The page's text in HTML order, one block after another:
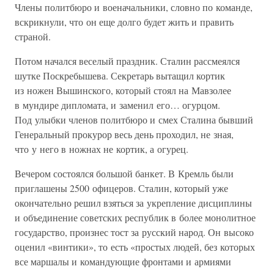
Члены политбюро и военачальники, словно по команде,
вскрикнули, что он еще долго будет жить и править
страной.
Потом начался веселый праздник. Сталин рассмеялся
шутке Поскребышева. Секретарь вытащил кортик
из ножен Вышинского, который стоял на Мавзолее
в мундире дипломата, и заменил его… огурцом.
Под улыбки членов политбюро и смех Сталина бывший
Генеральный прокурор весь день проходил, не зная,
что у него в ножнах не кортик, а огурец.
Вечером состоялся большой банкет. В Кремль были
приглашены 2500 офицеров. Сталин, который уже
окончательно решил взяться за укрепление дисциплины
и объединение советских республик в более монолитное
государство, произнес тост за русский народ. Он высоко
оценил «винтики», то есть «простых людей, без которых
все маршалы и командующие фронтами и армиями